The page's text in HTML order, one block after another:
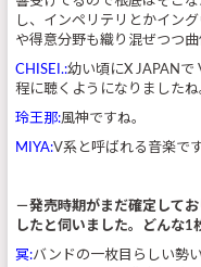
し、インペリテリとかイン
や得意分野も織り混ぜつつ曲
CHISEI.:幼い頃にX JAPANで
程に聴くようになりましたね
玲王那:風神ですね。
MIYA:V系と呼ばれる音楽です
－発売時期がまだ確定して
したと伺いました。どんな1
冥:バンドの一枚目らしい勢